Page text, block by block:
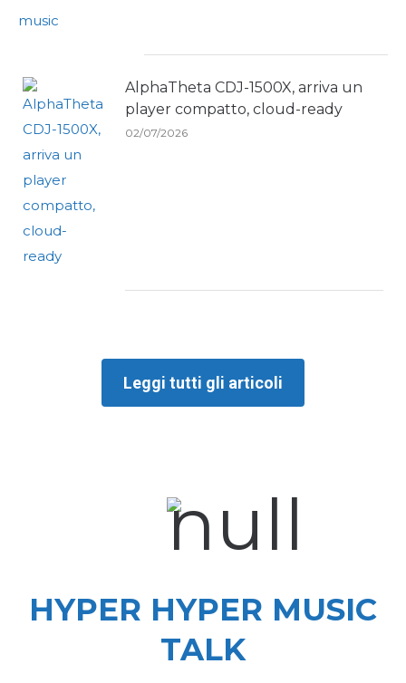
AlphaTheta CDJ-1500X, arriva un
player compatto, cloud-ready
02/07/2026
Leggi tutti gli articoli
HYPER HYPER MUSIC
TALK